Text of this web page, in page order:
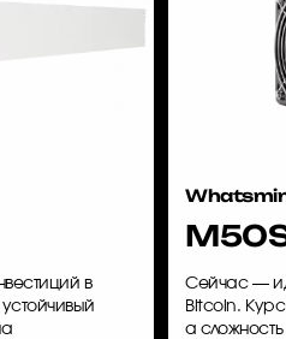
в
Сейчас —
Bitcoin.
а